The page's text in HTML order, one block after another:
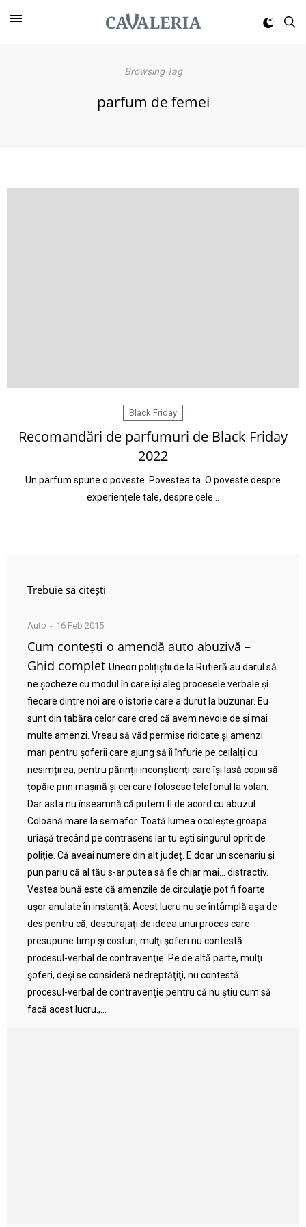
Browsing Tag
parfum de femei
Black Friday
Recomandări de parfumuri de Black Friday
2022
Un parfum spune o poveste. Povestea ta. O poveste despre
experiențele tale, despre cele…
Trebuie să citești
Auto 16 Feb 2015
Cum contești o amendă auto abuzivă –
Ghid complet Uneori polițiștii de la Rutieră au darul să
ne șocheze cu modul în care își aleg procesele verbale și
fiecare dintre noi are o istorie care a durut la buzunar. Eu
sunt din tabăra celor care cred că avem nevoie de și mai
multe amenzi. Vreau să văd permise ridicate și amenzi
mari pentru șoferii care ajung să îi înfurie pe ceilalți cu
nesimțirea, pentru părinții inconștienți care își lasă copiii să
țopăie prin mașină și cei care folosesc telefonul la volan.
Dar asta nu înseamnă că putem fi de acord cu abuzul.
Coloană mare la semafor. Toată lumea ocolește groapa
uriașă trecând pe contrasens iar tu ești singurul oprit de
poliție. Că aveai numere din alt județ. E doar un scenariu și
pun pariu că al tău s-ar putea să fie chiar mai… distractiv.
Vestea bună este că amenzile de circulaţie pot fi foarte
uşor anulate în instanţă. Acest lucru nu se întâmplă aşa de
des pentru că, descurajaţi de ideea unui proces care
presupune timp şi costuri, mulţi şoferi nu contestă
procesul-verbal de contravenţie. Pe de altă parte, mulţi
şoferi, deşi se consideră nedreptăţiţi, nu contestă
procesul-verbal de contravenţie pentru că nu ştiu cum să
facă acest lucru.,...